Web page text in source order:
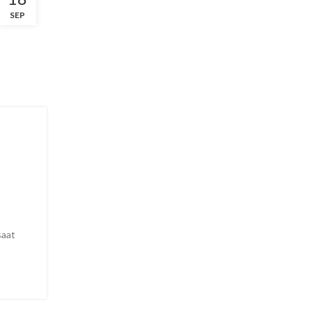
SEP